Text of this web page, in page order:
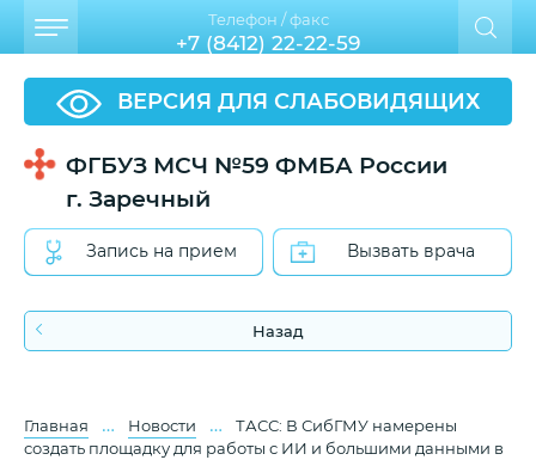
ВЕРСИЯ ДЛЯ СЛАБОВИДЯЩИХ
ФГБУЗ МСЧ №59 ФМБА России
г. Заречный
Запись на прием Вызвать врача
Телефон / факс
+7 (8412) 22-22-59
Назад
Главная … Новости …
ТАСС: В СибГМУ намерены
создать площадку для работы с ИИ и большими данными в